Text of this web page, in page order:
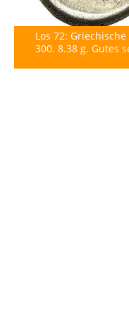
Los 72:
300. 8.38 g. Gutes